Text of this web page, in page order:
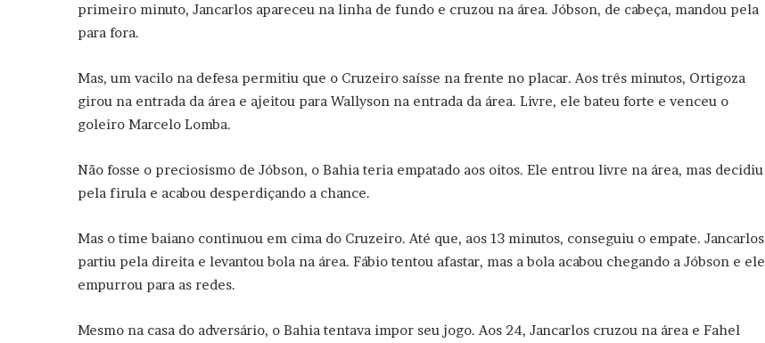
primeiro minuto, Jancarlos apareceu na linha de fundo e cruzou na área. Jóbson, de cabeça, mandou pela
para fora.
Mas, um vacilo na defesa permitiu que o Cruzeiro saísse na frente no placar. Aos três minutos, Ortigoza
girou na entrada da área e ajeitou para Wallyson na entrada da área. Livre, ele bateu forte e venceu o
goleiro Marcelo Lomba.
Não fosse o preciosismo de Jóbson, o Bahia teria empatado aos oitos. Ele entrou livre na área, mas decidiu
pela firula e acabou desperdiçando a chance.
Mas o time baiano continuou em cima do Cruzeiro. Até que, aos 13 minutos, conseguiu o empate. Jancarlos
partiu pela direita e levantou bola na área. Fábio tentou afastar, mas a bola acabou chegando a Jóbson e ele
empurrou para as redes.
Mesmo na casa do adversário, o Bahia tentava impor seu jogo. Aos 24, Jancarlos cruzou na área e Fahel